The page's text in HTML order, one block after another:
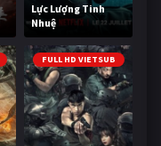
Lực Lượng Tinh
Nhuệ
FULL HD VIETSUB